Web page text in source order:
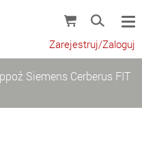
Zarejestruj/Zaloguj
Siemens Cerberus FIT